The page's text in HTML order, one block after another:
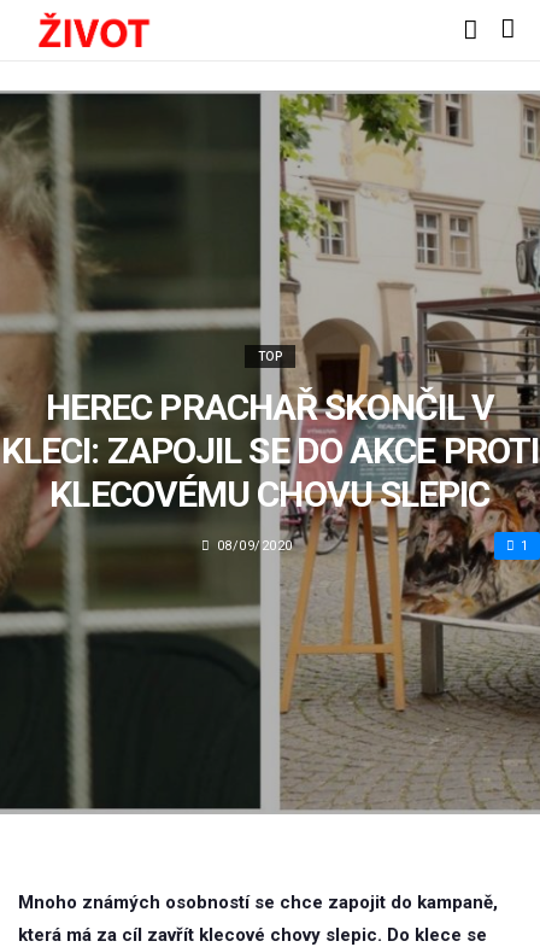
TOP
HEREC PRACHAŘ SKONČIL V
KLECI: ZAPOJIL SE DO AKCE PROTI
KLECOVÉMU CHOVU SLEPIC
08/09/2020 1
Mnoho známých osobností se chce zapojit do kampaně,
která má za cíl zavřít klecové chovy slepic. Do klece se